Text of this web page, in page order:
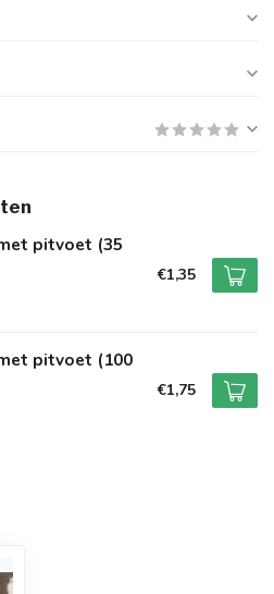
pitvoet (35
€1,35
pitvoet (100
€1,75